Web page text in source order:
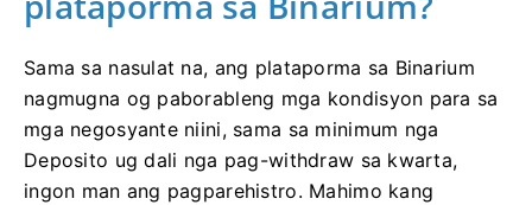
Sama sa nasulat na, ang plataporma sa Binarium
nagmugna og paborableng mga kondisyon para sa
mga negosyante niini, sama sa minimum nga
Deposito ug dali nga pag-withdraw sa kwarta,
ingon man ang pagparehistro. Mahimo kang